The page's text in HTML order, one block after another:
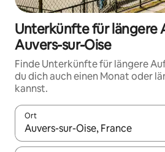
Unterkünfte für längere
Auvers-sur-Oise
Finde Unterkünfte für längere
du dich auch einen Monat oder
kannst.
Ort
Wenn Ergebnisse verfügbar sind,